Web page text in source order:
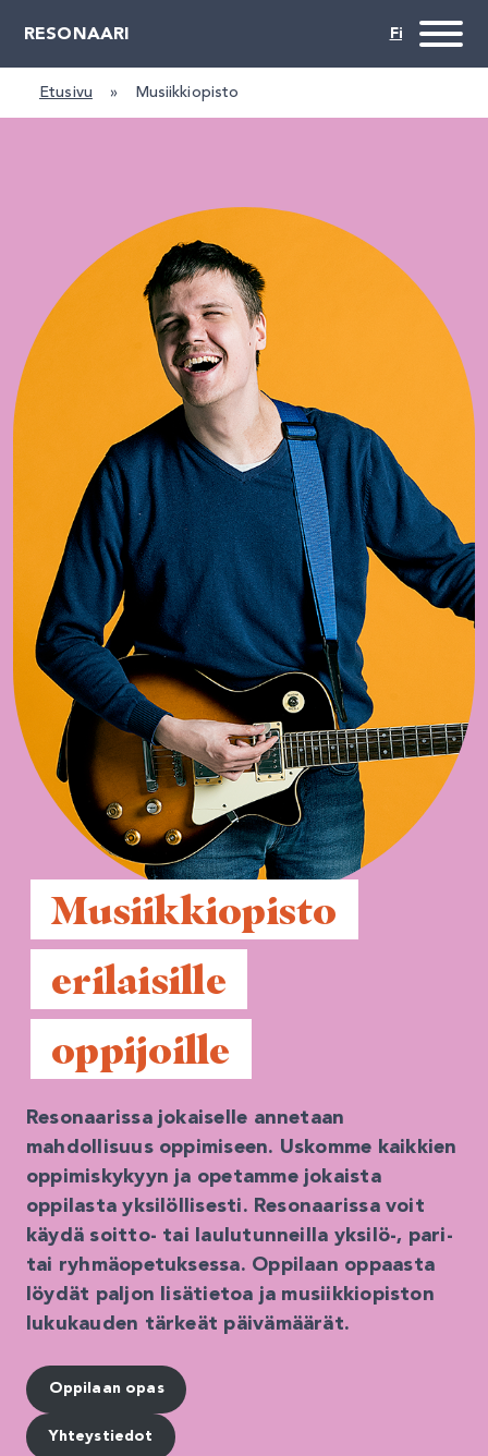
RESONAARI
Etusivu » Musiikkiopisto
Musiikkiopisto
erilaisille
oppijoille
Resonaarissa jokaiselle annetaan
mahdollisuus oppimiseen. Uskomme kaikkien
oppimiskykyyn ja opetamme jokaista
oppilasta yksilöllisesti. Resonaarissa voit
käydä soitto- tai laulutunneilla yksilö-, pari-
tai ryhmäopetuksessa. Oppilaan oppaasta
löydät paljon lisätietoa ja musiikkiopiston
lukukauden tärkeät päivämäärät.
Oppilaan opas
Yhteystiedot